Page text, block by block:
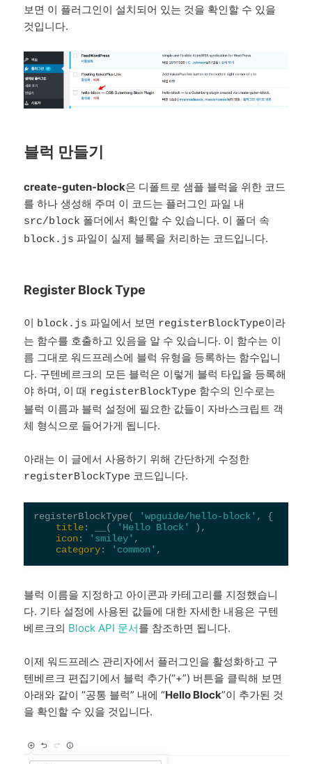
보면 이 플러그인이 설치되어 있는 것을 확인할 수 있을
것입니다.
블럭 만들기
create-guten-block은 디폴트로 샘플 블럭을 위한 코드
를 하나 생성해 주며 이 코드는 플러그인 파일 내
src/block 폴더에서 확인할 수 있습니다. 이 폴더 속
block.js 파일이 실제 블록을 처리하는 코드입니다.
Register Block Type
이 block.js 파일에서 보면 registerBlockType이라
는 함수를 호출하고 있음을 알 수 있습니다. 이 함수는 이
름 그대로 워드프레스에 블럭 유형을 등록하는 함수입니
다. 구텐베르크의 모든 블럭은 이렇게 블럭 타입을 등록해
야 하며, 이 때 registerBlockType 함수의 인수로는
블럭 이름과 블럭 설정에 필요한 값들이 자바스크립트 객
체 형식으로 들어가게 됩니다.
아래는 이 글에서 사용하기 위해 간단하게 수정한
registerBlockType 코드입니다.
registerBlockType( 'wpguide/hello-block' , {
title: __( 'Hello Block'
),
icon: 'smiley' ,
category: 'common'
블럭 이름을 지정하고 아이콘과 카테고리를 지정했습니
다. 기타 설정에 사용된 값들에 대한 자세한 내용은 구텐
베르크의 Block API 문서를 참조하면 됩니다.
이제 워드프레스 관리자에서 플러그인을 활성화하고 구
텐베르크 편집기에서 블럭 추가(“+”) 버튼을 클릭해 보면
아래와 같이 “공통 블럭” 내에 “Hello Block”이 추가된 것
을 확인할 수 있을 것입니다.